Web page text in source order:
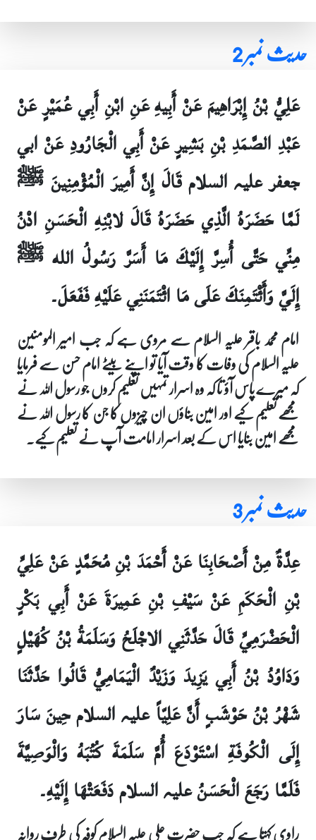
حدیث نمبر 2
عَلِيُّ بْنُ إِبْرَاهِيمَ عَنْ أَبِيهِ عَنِ ابْنِ أَبِي عُمَيْرٍ عَنْ
عَبْدِ الصَّمَدِ بْنِ بَشِيرٍ عَنْ أَبِي الْجَارُودِ عَنْ ابي
جعفر علیہ السلام قَالَ إِنَّ أَمِيرَ الْمُؤْمِنِينَ ﷺ
لَمَّا حَضَرَهُ الَّذِي حَضَرَهُ قَالَ لابْنِهِ الْحَسَنِ ادْنُ
مِنِّي حَتَّى أُسِرَّ إِلَيْكَ مَا أَسَرَّ رَسُولُ الله ﷺ
إِلَيَّ وَأَئْتَمِنَكَ عَلَى مَا ائْتَمَنَنِي عَلَيْهِ فَفَعَلَ۔
امام محمد باقر علیہ السلام سے مروی ہے کہ جب امیر المومنین
علیہ السلام کی وفات کا وقت آیا تو اپنے بیٹے امام حسن سے فرمایا
کہ میرے پاس آؤ تا کہ وہ اسرار تمہیں تعلیم کروں جو رسول اللہ نے
مجھے تعلیم کیے اور امین بناؤں ان چیزوں کا جن کا رسول اللہ نے
مجھے امین بنایا اس کے بعد اسرار امامت آپ نے تعلیم کیے۔
حدیث نمبر 3
عِدَّةٌ مِنْ أَصْحَابِنَا عَنْ أَحْمَدَ بْنِ مُحَمَّدٍ عَنْ عَلِيِّ
بْنِ الْحَكَمِ عَنْ سَيْفِ بْنِ عَمِيرَةَ عَنْ أَبِي بَكْرٍ
الْحَضْرَمِيِّ قَالَ حَدَّثَنِي الاجْلَحُ وَسَلَمَةُ بْنُ كُهَيْلٍ
وَدَاوُدُ بْنُ أَبِي يَزِيدَ وَزَيْدٌ الْيَمَامِيُّ قَالُوا حَدَّثَنَا
شَهْرُ بْنُ حَوْشَبٍ أَنَّ عَلِيّاً علیہ السلام حِينَ سَارَ
إِلَى الْكُوفَةِ اسْتَوْدَعَ أُمَّ سَلَمَةَ كُتُبَهُ وَالْوَصِيَّةَ
فَلَمَّا رَجَعَ الْحَسَنُ علیہ السلام دَفَعَتْهَا إِلَيْهِ۔